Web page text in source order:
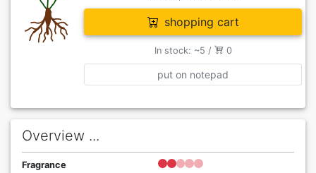
shopping cart
In stock: ~5 / 0
put on notepad
Overview ...
Fragrance